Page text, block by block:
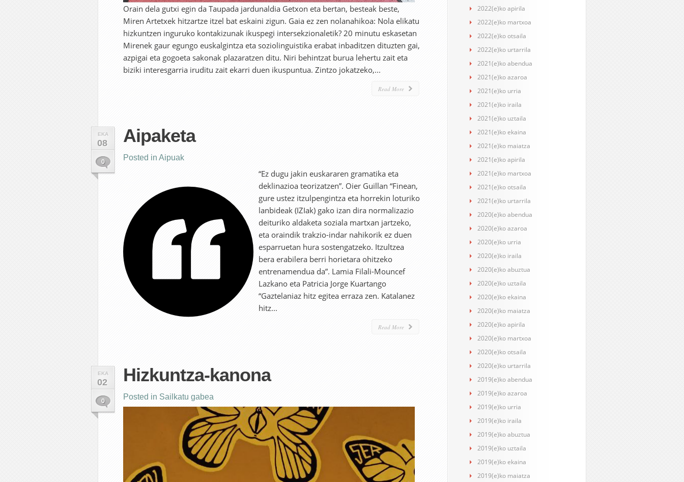
Orain dela gutxi egin da Taupada jardunaldia Getxon eta bertan, besteak beste,
Miren Artetxek hitzartze itzel bat eskaini zigun. Gaia ez zen nolanahikoa: Nola elikatu
hizkuntzen inguruko kontakizunak ikuspegi intersekzionaletik? 20 minutu eskasetan
Mirenek gaur egungo euskalgintza eta soziolinguistika erabat inbaditzen dituzten gai,
azpigai eta gogoeta sakonak plazaratzen ditu. Niri behintzat burua lehertu zait eta
biziki interesgarria iruditu zait ekarri duen ikuspuntua. Zintzo jokatzeko,...
Read More
EKA
08
0
Aipaketa
Posted in Aipuak
“Ez dugu jakin euskararen gramatika eta
deklinazioa teorizatzen”. Oier Guillan “Finean,
gure ustez itzulpengintza eta horrekin loturiko
lanbideak (IZIak) gako izan dira normalizazio
deituriko aldaketa soziala martxan jartzeko,
eta oraindik trakzio-indar nahikorik ez duen
esparruetan hura sostengatzeko. Itzultzea
bera erabilera berri horietara ohitzeko
entrenamendua da”. Lamia Filali-Mouncef
Lazkano eta Patricia Jorge Kuartango
“Gaztelaniaz hitz egitea erraza zen. Katalanez
hitz...
Read More
EKA
02
0
Hizkuntza-kanona
Posted in Sailkatu gabea
2022(e)ko apirila
2022(e)ko martxoa
2022(e)ko otsaila
2022(e)ko urtarrila
2021(e)ko abendua
2021(e)ko azaroa
2021(e)ko urria
2021(e)ko iraila
2021(e)ko uztaila
2021(e)ko ekaina
2021(e)ko maiatza
2021(e)ko apirila
2021(e)ko martxoa
2021(e)ko otsaila
2021(e)ko urtarrila
2020(e)ko abendua
2020(e)ko azaroa
2020(e)ko urria
2020(e)ko iraila
2020(e)ko abuztua
2020(e)ko uztaila
2020(e)ko ekaina
2020(e)ko maiatza
2020(e)ko apirila
2020(e)ko martxoa
2020(e)ko otsaila
2020(e)ko urtarrila
2019(e)ko abendua
2019(e)ko azaroa
2019(e)ko urria
2019(e)ko iraila
2019(e)ko abuztua
2019(e)ko uztaila
2019(e)ko ekaina
2019(e)ko maiatza